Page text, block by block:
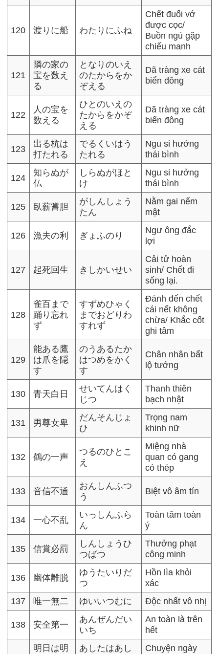
120 渡りに船 わたりにふね
Chết đuối vớ
được cọc/
Buồn ngủ gặp
chiếu manh
121
隣の家の
宝を数え
る
となりのいえ
のたからをか
ぞえる
Dã tràng xe cát
biển đông
122
人の宝を
数える
ひとのいえの
たからをかぞ
える
Dã tràng xe cát
biển đông
123
出る杭は
打たれる
でるくいはう
たれる
Ngu si hưởng
thái bình
124
知らぬが
仏
しらぬがほと
け
Ngu si hưởng
thái bình
125 臥薪嘗胆
がしんしょう
たん
Nằm gai nếm
mật
126 漁夫の利 ぎょふのり
Ngư ông đắc
lợi
127 起死回生 きしかいせい
Cải tử hoàn
sinh/ Chết đi
sống lại.
128
雀百まで
踊り忘れ
ず
すずめひゃく
までおどりわ
すれず
Đánh đến chết
cái nết không
chừa/ Khắc cốt
ghi tâm
129
能ある鷹
は爪を隠
す
のうあるたか
はつめをかく
す
Chân nhân bất
lộ tướng
130 青天白日
せいてんはく
じつ
Thanh thiên
bạch nhật
131 男尊女卑
だんそんじょ
ひ
Trọng nam
khinh nữ
132 鶴の一声
つるのひとこ
え
Miệng nhà
quan có gang
có thép
133 音信不通
おんしんふつ
う
Biệt vô âm tín
134 一心不乱
いっしんふら
ん
Toàn tâm toàn
ý
135 信賞必罰
しんしょうひ
つばつ
Thưởng phạt
công minh
136 幽体離脱
ゆうたいりだ
つ
Hồn lìa khỏi
xác
137
唯一無二 ゆいいつむに Độc nhất vô nhị
138 安全第一
あんぜんだい
いち
An toàn là trên
hết
明日は明
あしたはあし
Chuyện ngày